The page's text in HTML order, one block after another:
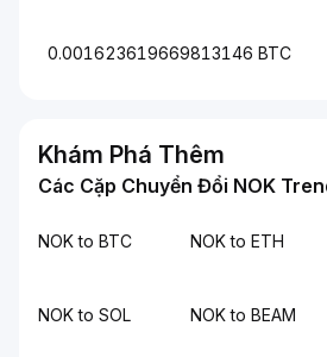
0.001623619669813146 BTC
Khám Phá Thêm
Các Cặp Chuyển Đổi NOK
NOK to BTC NOK to ETH
NOK to SOL NOK to BEAM